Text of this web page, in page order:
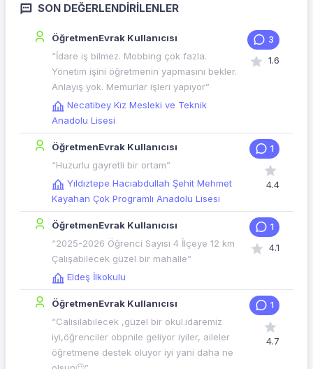
SON DEĞERLENDIRILENLER
ÖğretmenEvrak Kullanıcısı
“İdare iş bilmez. Mobbing çok fazla.
Yönetim işini öğretmenin yapmasını bekler.
Anlayış yok. Memurlar işleri yapıyor”
Necatibey Kız Mesleki ve Teknik
Anadolu Lisesi
3
1.6
ÖğretmenEvrak Kullanıcısı
“Huzurlu gayretli bir ortam”
Yıldıztepe Hacıabdullah Şehit Mehmet
Kayahan Çok Programlı Anadolu Lisesi
1
4.4
ÖğretmenEvrak Kullanıcısı
“2025-2026 Öğrenci Sayısı 4 İlçeye 12 km
Çalışabilecek güzel bir mahalle”
Eldeş İlkokulu
1
4.1
ÖğretmenEvrak Kullanıcısı
“Calisilabilecek ,güzel bir okul.idaremiz
iyi,öğrenciler obpnile geliyor iyiler, aileler
öğretmene destek oluyor iyi yani daha ne
1
4.7